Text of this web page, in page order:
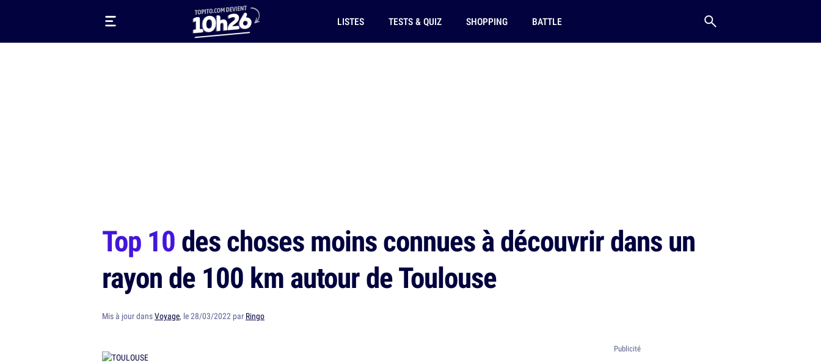
LISTES TESTS & QUIZ SHOPPING BATTLE
Top 10des choses moins connues à découvrir dans un
rayon de 100 km autour de Toulouse
Mis à jour dansVoyage, le 28/03/2022 par Ringo